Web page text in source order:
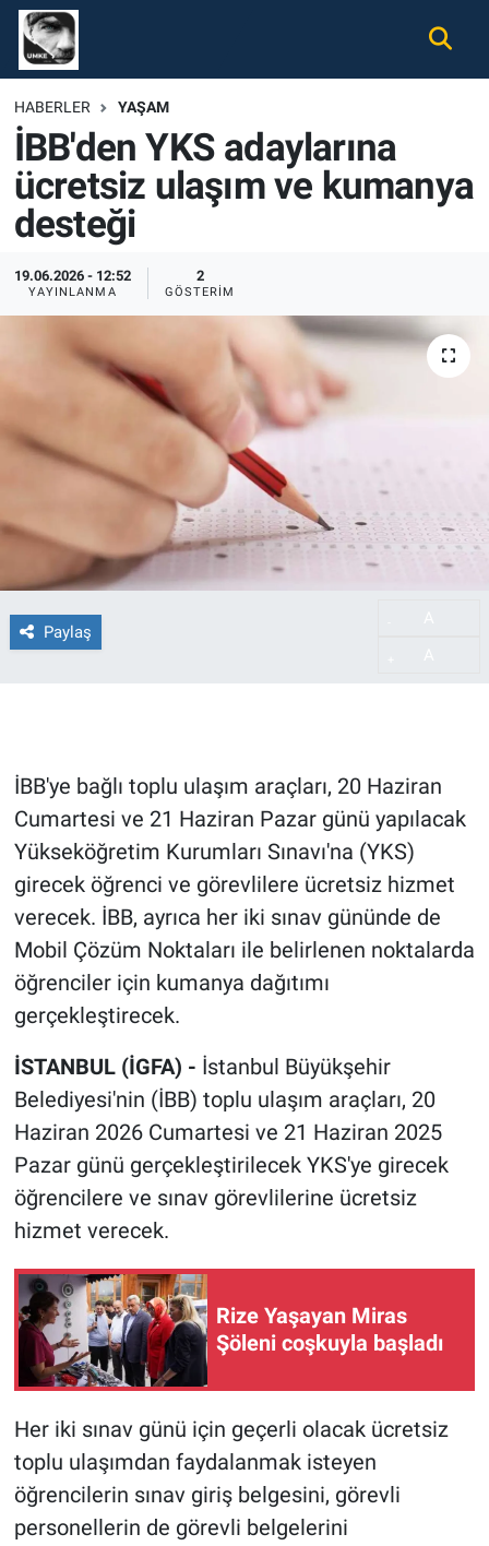
HABERLER YAŞAM
İBB'den YKS adaylarına
ücretsiz ulaşım ve kumanya
desteği
19.06.2026 - 12:52
YAYINLANMA
2
GÖSTERIM
Paylaş
İBB'ye bağlı toplu ulaşım araçları, 20 Haziran
Cumartesi ve 21 Haziran Pazar günü yapılacak
Yükseköğretim Kurumları Sınavı'na (YKS)
girecek öğrenci ve görevlilere ücretsiz hizmet
verecek. İBB, ayrıca her iki sınav gününde de
Mobil Çözüm Noktaları ile belirlenen noktalarda
öğrenciler için kumanya dağıtımı
gerçekleştirecek.
İSTANBUL (İGFA) - İstanbul Büyükşehir
Belediyesi'nin (İBB) toplu ulaşım araçları, 20
Haziran 2026 Cumartesi ve 21 Haziran 2025
Pazar günü gerçekleştirilecek YKS'ye girecek
öğrencilere ve sınav görevlilerine ücretsiz
hizmet verecek.
Rize Yaşayan Miras
Şöleni coşkuyla başladı
Her iki sınav günü için geçerli olacak ücretsiz
toplu ulaşımdan faydalanmak isteyen
öğrencilerin sınav giriş belgesini, görevli
personellerin de görevli belgelerini
Gündem
Ekonomi
Spor
Magazin
Tüm Haberler
İletişim
Nöbetçi Eczaneler
Hava Durumu
Namaz Vakitleri
Trafik Durumu
Süper Lig Puan Durumu ve Fikstür
Tüm Manşetler
Son Dakika Haberleri
Haber Arşivi